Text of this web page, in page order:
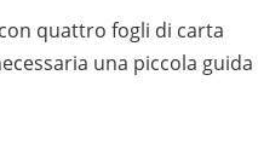
quattro fogli di carta
una piccola guida